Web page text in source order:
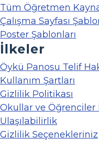
Tüm Öğretmen
Çalışma Sayfası
Poster Şablonları
İlkeler
Öykü Panosu Telif
Kullanım Şartları
Gizlilik Politikası
Okullar ve
Ulaşılabilirlik
Gizlilik Seçenekleriniz